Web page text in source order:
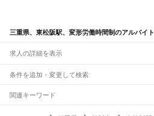
三重県、東松阪駅、変形労働時間制のアルバイ
求人の詳細を表示
条件を追加・変更して検索
市区町村を追加・変更
関連キーワード